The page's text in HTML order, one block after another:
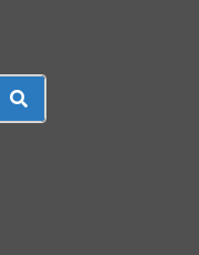
SEARCH